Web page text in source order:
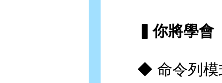
▍你將學會
◆ 命令列模式